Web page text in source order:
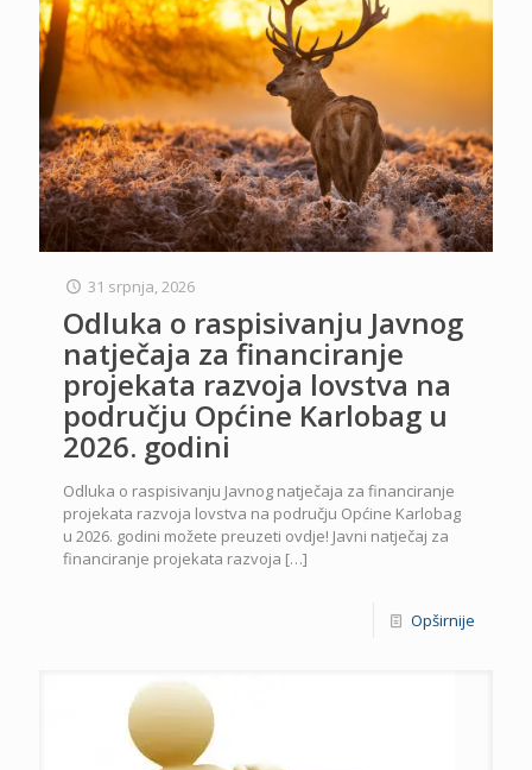
31 srpnja, 2026
Odluka o raspisivanju Javnog
natječaja za financiranje
projekata razvoja lovstva na
području Općine Karlobag u
2026. godini
Odluka o raspisivanju Javnog natječaja za financiranje
projekata razvoja lovstva na području Općine Karlobag
u 2026. godini možete preuzeti ovdje! Javni natječaj za
financiranje projekata razvoja […]
Opširnije